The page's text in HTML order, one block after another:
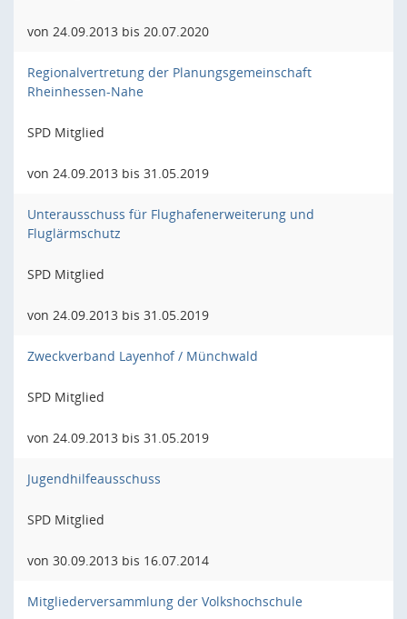
von 24.09.2013 bis 20.07.2020
Regionalvertretung der Planungsgemeinschaft
Rheinhessen-Nahe
SPD Mitglied
von 24.09.2013 bis 31.05.2019
Unterausschuss für Flughafenerweiterung und
Fluglärmschutz
SPD Mitglied
von 24.09.2013 bis 31.05.2019
Zweckverband Layenhof / Münchwald
SPD Mitglied
von 24.09.2013 bis 31.05.2019
Jugendhilfeausschuss
SPD Mitglied
von 30.09.2013 bis 16.07.2014
Mitgliederversammlung der Volkshochschule